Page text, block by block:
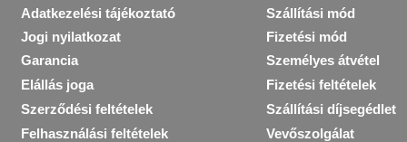
Adatkezelési tájékoztató
Szállítási mód
Jogi nyilatkozat
Fizetési mód
Garancia
Személyes átvétel
Elállás joga
Fizetési feltételek
Szerződési feltételek
Szállítási díjsegédlet
Felhasználási feltételek
Vevőszolgálat